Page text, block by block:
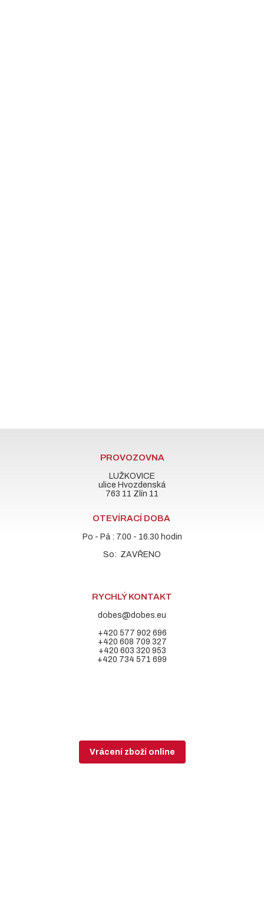
PROVOZOVNA
LUŽKOVICE
ulice Hvozdenská
763 11 Zlín 11
OTEVÍRACÍ DOBA
Po - Pá : 7.00 - 16.30 hodin
So: ZAVŘENO
RYCHLÝ KONTAKT
dobes@dobes.eu
+420 577 902 696
+420 608 709 327
+420 603 320 953
+420 734 571 699
Vrácení zboží online